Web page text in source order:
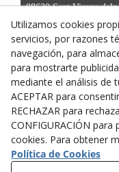
08620 Sant Vicenç
Teléfono:93 676 99 76
INFO WEB
Aviso Legal
Política de
Política de Cookies
Utilizamos cookies
servicios, por razones
navegación, para
para mostrarte
mediante el análisis de
ACEPTAR para
RECHAZAR para
CONFIGURACIÓN
cookies. Para obtener
Política de Cookies